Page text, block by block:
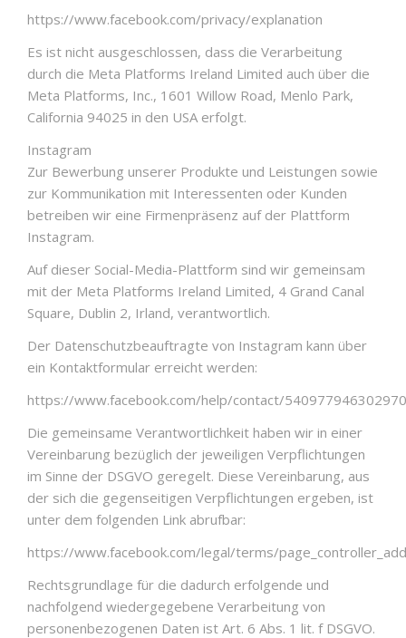
https://www.facebook.com/privacy/explanation
Es ist nicht ausgeschlossen, dass die Verarbeitung
durch die Meta Platforms Ireland Limited auch über die
Meta Platforms, Inc., 1601 Willow Road, Menlo Park,
California 94025 in den USA erfolgt.
Instagram
Zur Bewerbung unserer Produkte und Leistungen sowie
zur Kommunikation mit Interessenten oder Kunden
betreiben wir eine Firmenpräsenz auf der Plattform
Instagram.
Auf dieser Social-Media-Plattform sind wir gemeinsam
mit der Meta Platforms Ireland Limited, 4 Grand Canal
Square, Dublin 2, Irland, verantwortlich.
Der Datenschutzbeauftragte von Instagram kann über
ein Kontaktformular erreicht werden:
https://www.facebook.com/help/contact/540977946302970
Die gemeinsame Verantwortlichkeit haben wir in einer
Vereinbarung bezüglich der jeweiligen Verpflichtungen
im Sinne der DSGVO geregelt. Diese Vereinbarung, aus
der sich die gegenseitigen Verpflichtungen ergeben, ist
unter dem folgenden Link abrufbar:
https://www.facebook.com/legal/terms/
Rechtsgrundlage für die dadurch erfolgende und
nachfolgend wiedergegebene Verarbeitung von
personenbezogenen Daten ist Art. 6 Abs. 1 lit. f DSGVO.